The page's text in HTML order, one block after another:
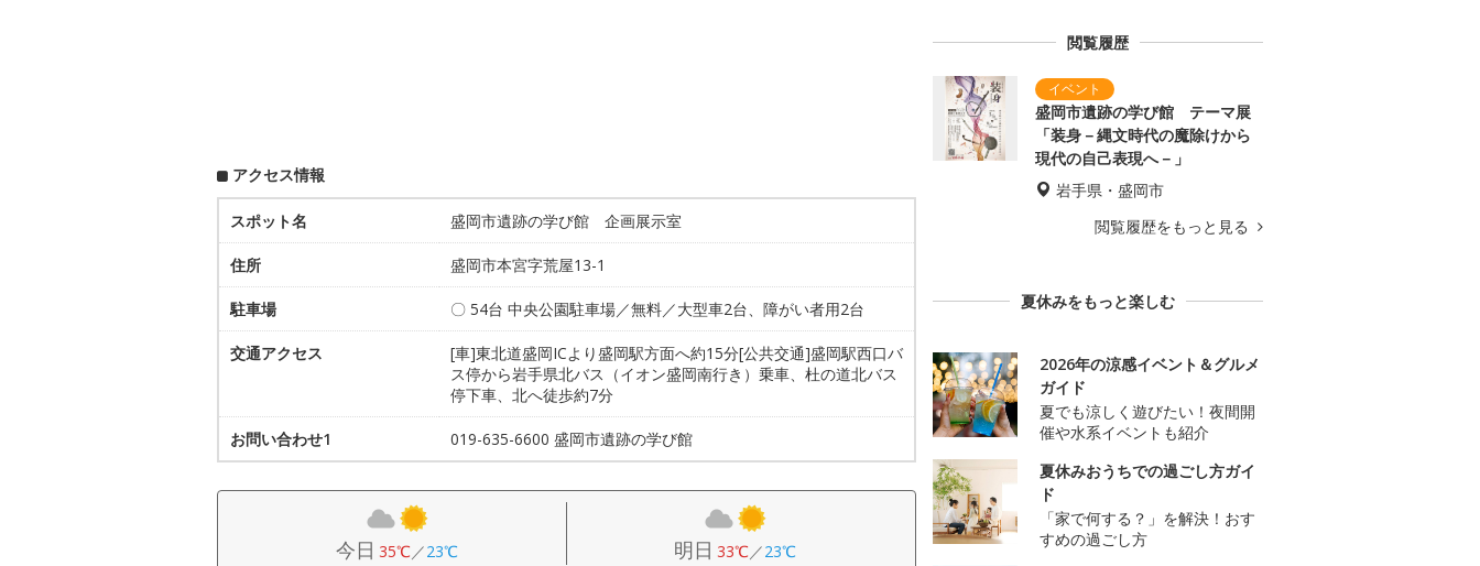
アクセス情報
スポット名 盛岡市遺跡の学び館 企画展示室
住所 盛岡市本宮字荒屋13-1
駐車場 〇 54台 中央公園駐車場／無料／大型車2台、障がい者用2台
交通アクセス
[車]東北道盛岡ICより盛岡駅方面へ約15分[公共交通]盛岡駅西口バ
ス停から岩手県北バス（イオン盛岡南行き）乗車、杜の道北バス
停下車、北へ徒歩約7分
お問い合わせ1 019-635-6600 盛岡市遺跡の学び館
今日 35℃／23℃ 明日 33℃／23℃
閲覧履歴
盛岡市遺跡の学び館 テーマ展
「装身－縄文時代の魔除けから
現代の自己表現へ－」
岩手県・盛岡市
閲覧履歴をもっと見る
夏休みをもっと楽しむ
2026年の涼感イベント＆グルメ
ガイド
夏でも涼しく遊びたい！夜間開
催や水系イベントも紹介
夏休みおうちでの過ごし方ガイ
ド
「家で何する？」を解決！おす
すめの過ごし方